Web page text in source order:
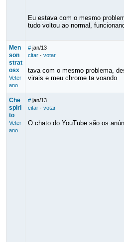
Eu estava com o mesmo
tudo voltou ao normal,
Men
son
strat
osx
Veter
ano
# jan/13
citar· votar
tava com o mesmo problema,
virais e meu chrome ta voando
Che
spiri
to
Veter
ano
# jan/13
citar· votar
O chato do YouTube são os